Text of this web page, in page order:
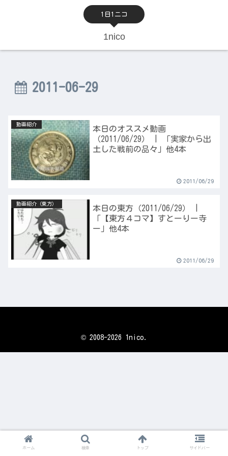
1日1ニコ
1nico
2011-06-29
動画紹介
本日のオススメ動画
（2011/06/29） | 「実家から出
土した戦前の品々」他4本
2011/06/29
動画紹介（東方）
本日の東方（2011/06/29） |
「【東方４コマ】すとーりー寺
ー」他4本
2011/06/29
© 2008-2026 1nico.
ホーム 検索 トップ サイドバー